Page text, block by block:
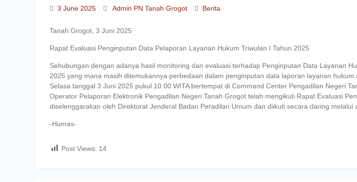
3 June 2025 Admin PN Tanah Grogot Berita
Tanah Grogot, 3 Juni 2025
Rapat Evaluasi Penginputan Data Pelaporan Layanan Hukum Triwulan I Tahun 2025
Sehubungan dengan adanya hasil monitoring dan evaluasi terhadap Penginputan Data Layanan
2025 yang mana masih ditemukannya perbedaan dalam penginputan data laporan layanan
Selasa tanggal 3 Juni 2025 pukul 10.00 WITA bertempat di Command Center Pengadilan Negeri
Operator Pelaporan Elektronik Pengadilan Negeri Tanah Grogot telah mengikuti Rapat Evaluasi
diselenggarakan oleh Direktorat Jenderal Badan Peradilan Umum dan diikuti secara daring melalui
-Humas-
Post Views: 14